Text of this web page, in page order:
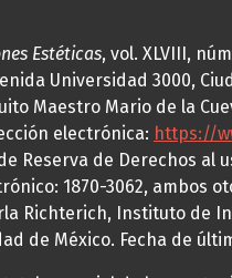
Estéticas, vol. XLVIII,
Universidad 3000,
Maestro Mario de la
electrónica: https://
Reserva de Derechos al
1870-3062,
Richterich, Instituto de
de México. Fecha de